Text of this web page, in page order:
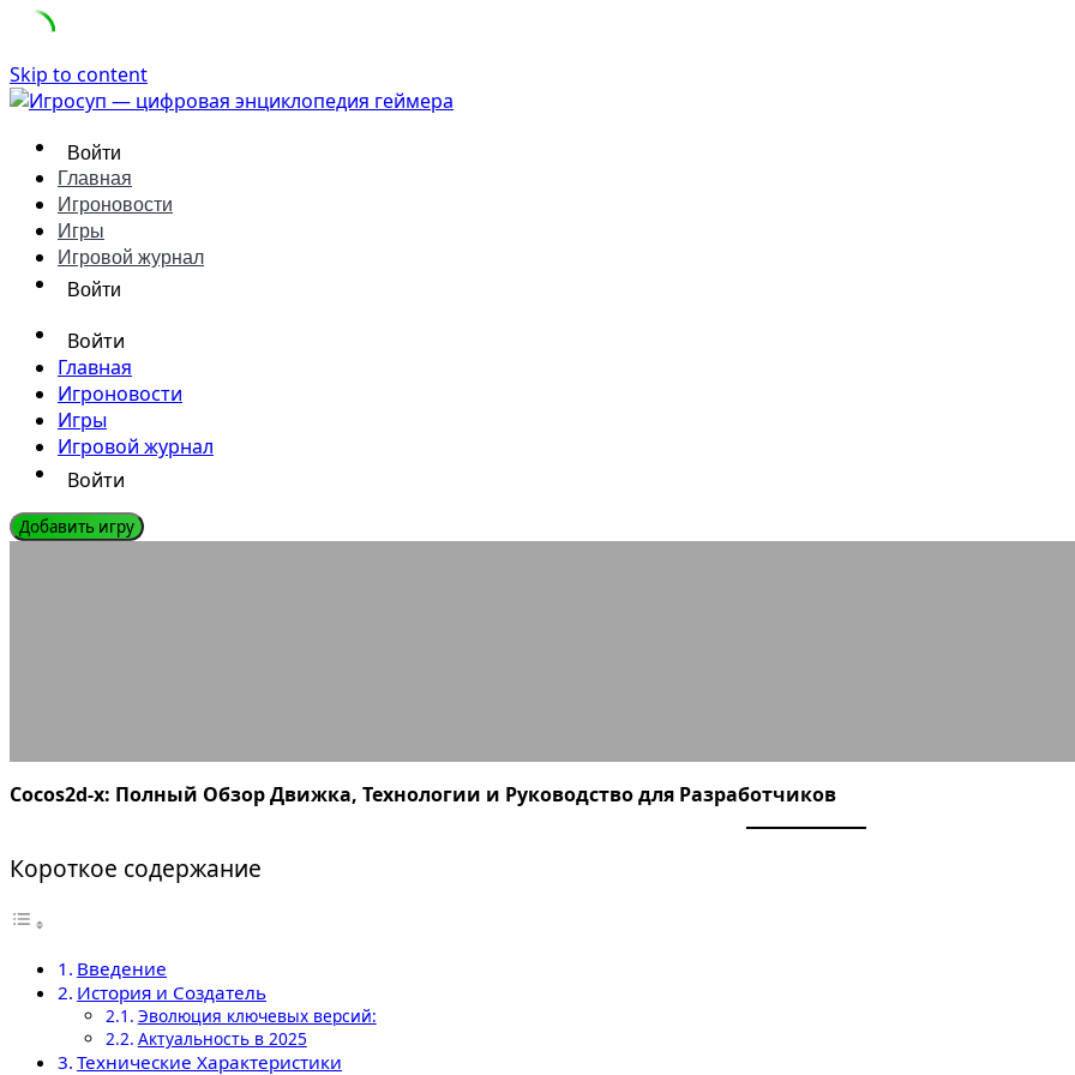
Skip to content
Войти
Главная
Игроновости
Игры
Игровой журнал
Войти
Войти
Главная
Игроновости
Игры
Игровой журнал
Войти
Добавить игру
Cocos2d-x: Полный Обзор Движка, Технологии и Руководство для Разработчиков
Короткое содержание
Введение
История и Создатель
Эволюция ключевых версий:
Актуальность в 2025
Технические Характеристики